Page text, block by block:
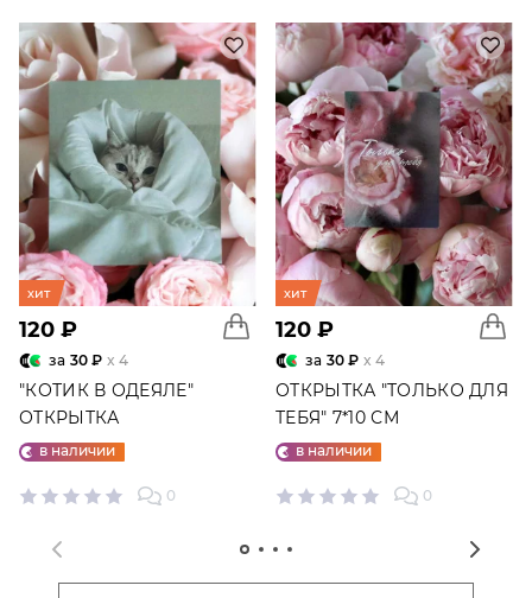
хит
120 ₽
за 30 ₽ x 4
"КОТИК В ОДЕЯЛЕ"
ОТКРЫТКА
в наличии
0
хит
120 ₽
за 30 ₽ x 4
ОТКРЫТКА "ТОЛЬКО ДЛЯ
ТЕБЯ" 7*10 СМ
в наличии
0